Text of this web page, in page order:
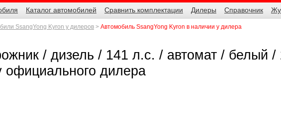
Каталог автомобилей Сравнить комплектации Дилеры Справочник
SsangYong Kyron у дилеров Автомобиль SsangYong Kyron в наличии у дилера
/ дизель / 141 л.с. / автомат / белый /
официального дилера